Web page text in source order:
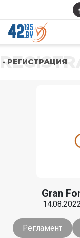
- РЕГИСТРАЦИЯ
Gran
Регламент